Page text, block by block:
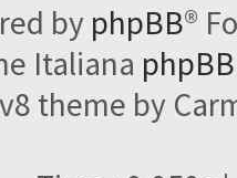
by phpBB®
Italiana
theme by